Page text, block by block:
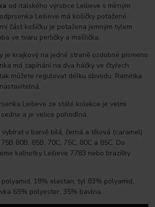
od italského výrobce Leilieve s mírným
Leilieve má košíčky potažené
část košíčku je potažena jemným tylem.
ve tvaru perličky a mašlička.
je krajkový na jedné straně ozdobné písmeno
má zapínání na dva háčky ve čtyřech
můžete regulovat délku obvodu. Ramínka
Leilieve ze stálé kolekce je velmi
a je velice pohodlná.
v barvě bílá, černá a tělová (caramel)
80B, 85B, 70C, 75C, 80C a 85C. Do
kalhotky Leilieve 7783 nebo brazilky
18% elastan; tyl 83% polyamid,
65% polyester, 35% bavlna.